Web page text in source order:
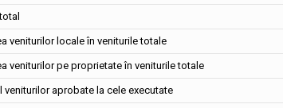
veniturilor locale în veniturile totale
veniturilor pe proprietate în veniturile totale
veniturilor aprobate la cele executate